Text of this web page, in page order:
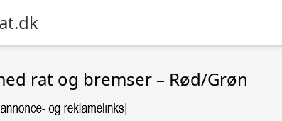
rat og bremser – Rød/Grøn